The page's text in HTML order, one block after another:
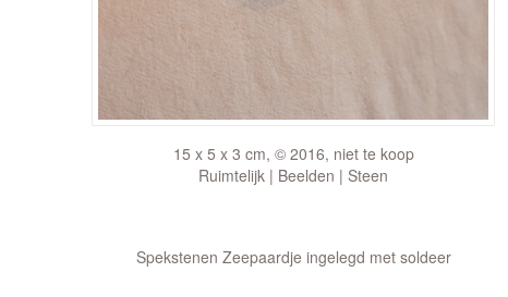
15 x 5 x 3 cm, © 2016, niet te koop
Ruimtelijk | Beelden | Steen
Spekstenen Zeepaardje ingelegd met soldeer